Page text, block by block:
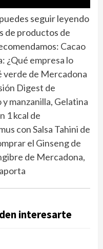
seguir leyendo
de productos de
Cacao
¿Qué empresa lo
verde de Mercadona
Digest de
manzanilla, Gelatina
1 kcal de
con Salsa Tahini de
el Ginseng de
de Mercadona,
interesarte